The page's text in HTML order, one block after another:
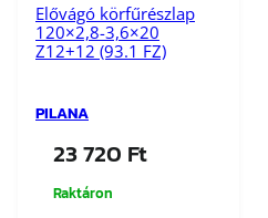
Elővágó körfűrészlap
120×2,8-3,6×20
Z12+12 (93.1 FZ)
PILANA
23 720 Ft
Raktáron